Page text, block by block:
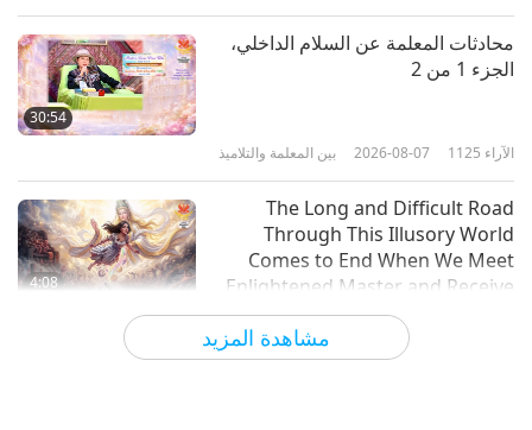
جبل كايلاش المقدس: أرض التبت
مشاهدة المزيد
30:54
محادثات المعلمة عن السلام الداخلي،
الجزء 1 من 2
بين المعلمة والتلاميذ 2026-08-07 1125 الآراء
4:08
The Long and Difficult Road
Through This Illusory World
Comes to End When We Meet
Enlightened Master and Receive
أخبار جديرة بالاهتمام 2026-08-06